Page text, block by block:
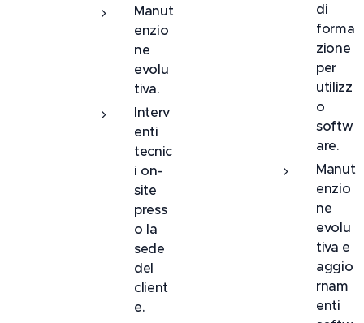
Manut
enzio
ne
evolu
tiva.
Interv
enti
tecnic
i on-
site
press
o la
sede
del
client
e.
di
forma
zione
per
utilizz
o
softw
are.
Manut
enzio
ne
evolu
tiva e
aggio
rnam
enti